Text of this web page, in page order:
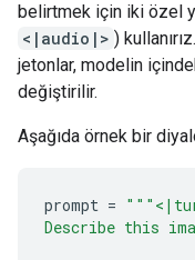
belirtmek için iki özel
<|audio|> )
jetonlar, modelin
değiştirilir.
Aşağıda örnek bir
prompt =
Describe this